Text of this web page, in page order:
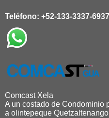
Teléfono: +52-133-3337-6937
Comcast Xela
A un costado de Condominio
a olintepeque Quetzaltenango